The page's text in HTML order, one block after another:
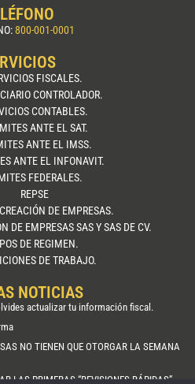
800-001-0001
FISCALES.
CONTROLADOR.
CONTABLES.
ANTE EL SAT.
ANTE EL IMSS.
ANTE EL INFONAVIT.
FEDERALES.
REPSE
DE EMPRESAS.
DE EMPRESAS SAS Y SAS DE CV.
DE REGIMEN.
DE TRABAJO.
NOTICIAS
actualizar tu información fiscal.
NO TIENEN QUE OTORGAR LA SEMANA
LAS PRIMERAS “REVISIONES RÁPIDAS”.